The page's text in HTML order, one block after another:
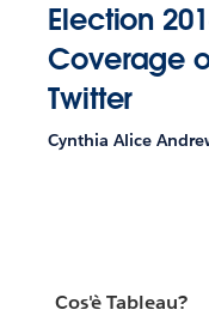
Election
Coverage
Twitter
Cynthia Alice
Cos'è Tableau?